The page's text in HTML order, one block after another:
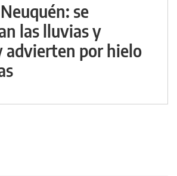
se
las lluvias y
advierten por hielo